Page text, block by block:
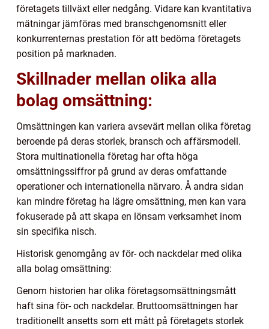
företagets tillväxt eller nedgång. Vidare kan kvantitativa
mätningar jämföras med branschgenomsnitt eller
konkurrenternas prestation för att bedöma företagets
position på marknaden.
Skillnader mellan olika alla
bolag omsättning:
Omsättningen kan variera avsevärt mellan olika företag
beroende på deras storlek, bransch och affärsmodell.
Stora multinationella företag har ofta höga
omsättningssiffror på grund av deras omfattande
operationer och internationella närvaro. Å andra sidan
kan mindre företag ha lägre omsättning, men kan vara
fokuserade på att skapa en lönsam verksamhet inom
sin specifika nisch.
Historisk genomgång av för- och nackdelar med olika
alla bolag omsättning:
Genom historien har olika företagsomsättningsmått
haft sina för- och nackdelar. Bruttoomsättningen har
traditionellt ansetts som ett mått på företagets storlek